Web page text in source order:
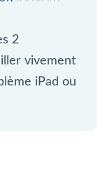
2
vivement
iPad ou